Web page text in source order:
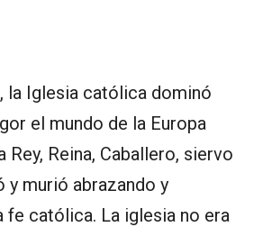
la Iglesia católica dominó
el mundo de la Europa
Rey, Reina, Caballero, siervo
y murió abrazando y
fe católica. La iglesia no era